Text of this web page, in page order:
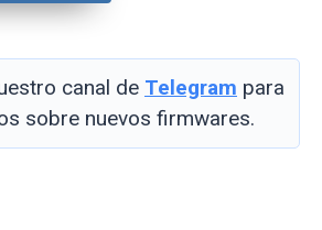
canal de Telegram para
sobre nuevos firmwares.